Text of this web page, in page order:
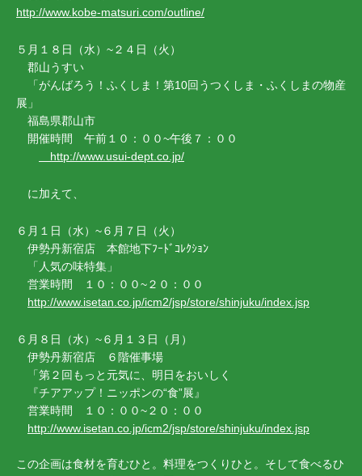
http://www.kobe-matsuri.com/outline/
５月１８日（水）~２４日（火）
郡山うすい
「がんばろう！ふくしま！第10回うつくしま・ふくしまの物産
展」
福島県郡山市
開催時間 午前１０：００~午後７：００
http://www.usui-dept.co.jp/
に加えて、
６月１日（水）~６月７日（火）
伊勢丹新宿店 本館地下ﾌｰﾄﾞｺﾚｸｼｮﾝ
「人気の味特集」
営業時間 １０：００~２０：００
http://www.isetan.co.jp/icm2/jsp/store/shinjuku/index.jsp
６月８日（水）~６月１３日（月）
伊勢丹新宿店 ６階催事場
「第２回もっと元気に、明日をおいしく
『チアアップ！ニッポンの“食”展』
営業時間 １０：００~２０：００
http://www.isetan.co.jp/icm2/jsp/store/shinjuku/index.jsp
この企画は食材を育むひと。料理をつくりひと。そして食べるひ